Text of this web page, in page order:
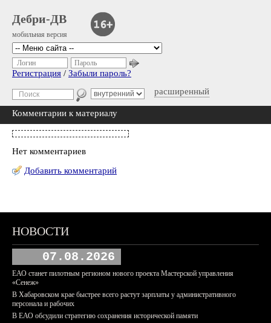
Дебри-ДВ
мобильная версия
расширенный
Логин Пароль
Регистрация / Забыли пароль?
Комментарии к материалу
Нет комментариев
Добавить комментарий
НОВОСТИ
07.08.2026
ЕАО станет пилотным регионом нового проекта Мастерской управления
«Сенеж»
В Хабаровском крае быстрее всего растут зарплаты у административного
персонала и рабочих
В ЕАО обсудили стратегию сохранения исторической памяти